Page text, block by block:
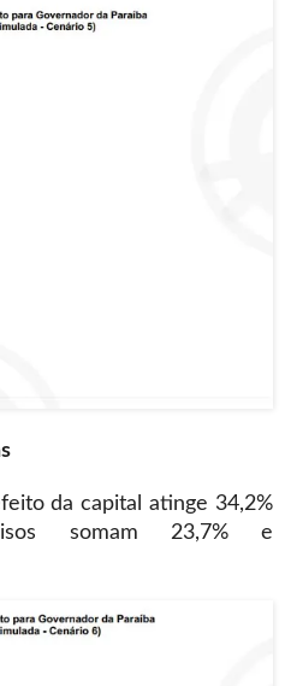
da capital atinge 34,2%
somam 23,7% e